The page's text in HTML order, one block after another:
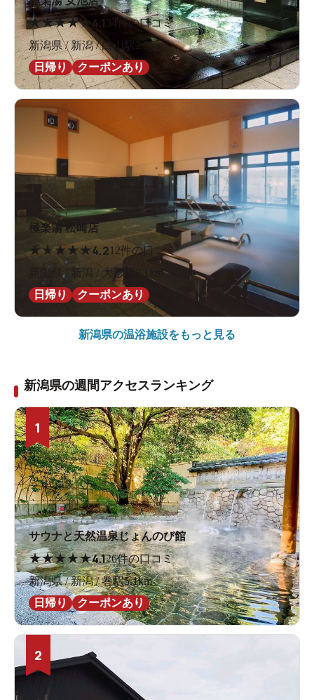
★★★★★4.1
34件の口コミ
新潟県 / 新潟 / 白山駅2.5km
日帰り
クーポンあり
極楽湯 松崎店
★★★★★4.212件の口コミ
新潟県 / 新潟 / 大形駅2.1km
日帰り
クーポンあり
新潟県の温浴施設をもっと見る
新潟県の週間アクセスランキング
1
サウナと天然温泉じょんのび館
★★★★★4.126件の口コミ
新潟県 / 新潟 / 巻駅5.1km
日帰り
クーポンあり
2